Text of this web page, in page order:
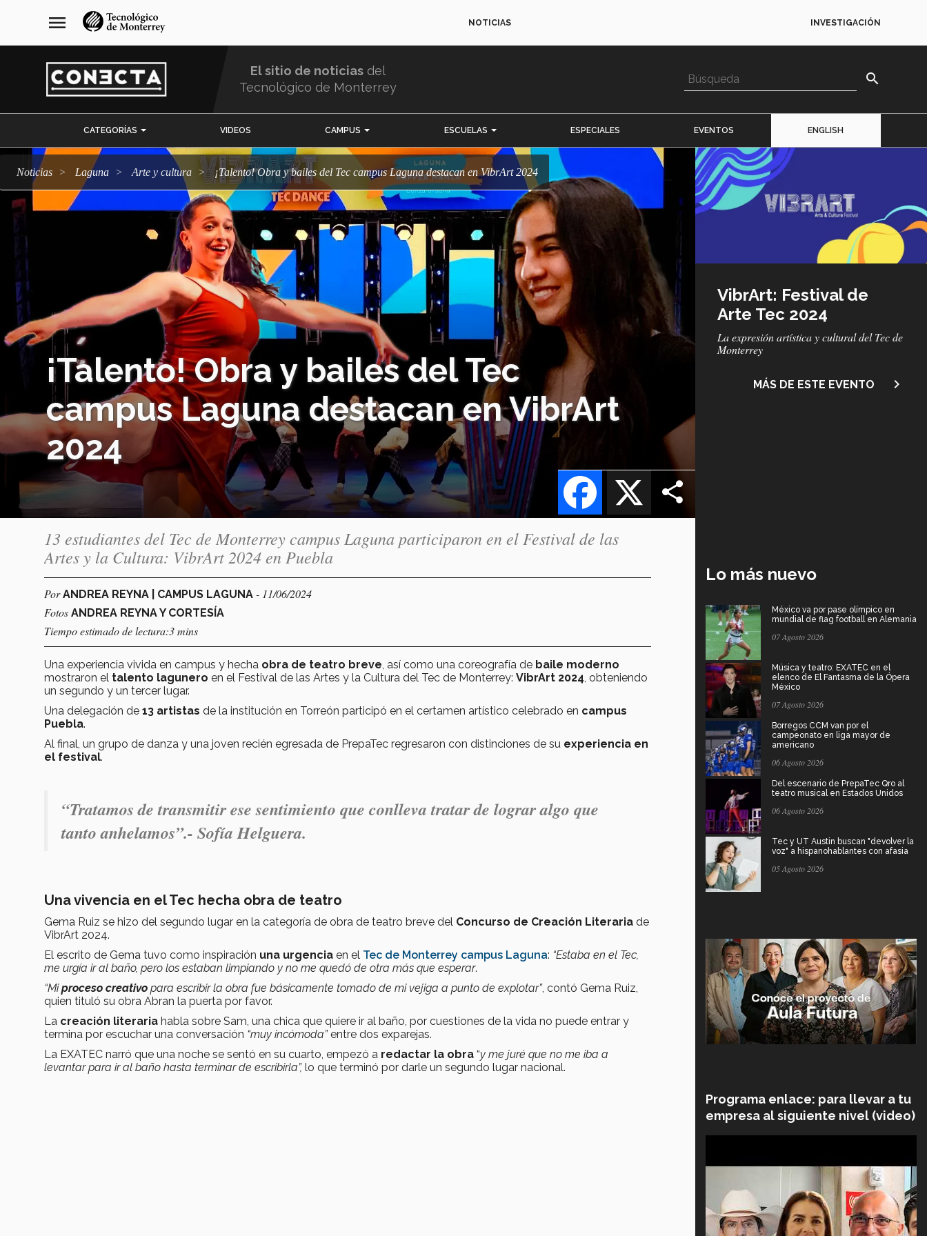
navegación
principal
menu NOTICIAS INVESTIGACIÓN
El sitio de noticias del
Tecnológico de Monterrey
search
CATEGORÍAS VIDEOS CAMPUS ESCUELAS ESPECIALES EVENTOS ENGLISH
Noticias Laguna arte y cultura ¡Talento! Obra y bailes del Tec campus Laguna destacan en VibrArt 2024
¡Talento! Obra y bailes del Tec
campus Laguna destacan en VibrArt
2024
X
Facebook
Imagen
o
logo
VibrArt: Festival de
Arte Tec 2024
Subtítulo
La expresión artística y cultural del Tec de
Monterrey
MÁS DE ESTE EVENTO navigate_next
13 estudiantes del Tec de Monterrey campus Laguna participaron en el Festival de las
Artes y la Cultura: VibrArt 2024 en Puebla
PorANDREA REYNA | CAMPUS LAGUNA - 11/06/2024
Fotos ANDREA REYNA Y CORTESÍA
Tiempo estimado de lectura:3 mins
Una experiencia vivida en campus y hecha obra de teatro breve, así como una coreografía de baile moderno
mostraron el talento lagunero en el Festival de las Artes y la Cultura del Tec de Monterrey: VibrArt 2024, obteniendo
un segundo y un tercer lugar.
Una delegación de 13 artistas de la institución en Torreón participó en el certamen artístico celebrado en campus
Puebla.
Al final, un grupo de danza y una joven recién egresada de PrepaTec regresaron con distinciones de su experiencia en
el festival.
“Tratamos de transmitir ese sentimiento que conlleva tratar de lograr algo que
tanto anhelamos”.- Sofía Helguera.
Una vivencia en el Tec hecha obra de teatro
Gema Ruiz se hizo del segundo lugar en la categoría de obra de teatro breve del Concurso de Creación Literaria de
VibrArt 2024.
El escrito de Gema tuvo como inspiración una urgencia en el Tec de Monterrey campus Laguna: “Estaba en el Tec,
me urgía ir al baño, pero los estaban limpiando y no me quedó de otra más que esperar.
“Miproceso creativo para escribir la obra fue básicamente tomado de mi vejiga a punto de explotar”, contó Gema Ruiz,
quien tituló su obra Abran la puerta por favor.
La creación literaria habla sobre Sam, una chica que quiere ir al baño, por cuestiones de la vida no puede entrar y
termina por escuchar una conversación “muy incómoda”entre dos exparejas.
La EXATEC narró que una noche se sentó en su cuarto, empezó a redactar la obra “y me juré que no me iba a
levantar para ir al baño hasta terminar de escribirla”, lo que terminó por darle un segundo lugar nacional.
Lo más nuevo
México va por pase olímpico en
mundial de flag football en Alemania
07 Agosto 2026
Música y teatro: EXATEC en el
elenco de El Fantasma de la Ópera
México
07 Agosto 2026
Borregos CCM van por el
campeonato en liga mayor de
americano
06 Agosto 2026
Del escenario de PrepaTec Qro al
teatro musical en Estados Unidos
06 Agosto 2026
Tec y UT Austin buscan "devolver la
voz" a hispanohablantes con afasia
05 Agosto 2026
Programa enlace: para llevar a tu
empresa al siguiente nivel (video)